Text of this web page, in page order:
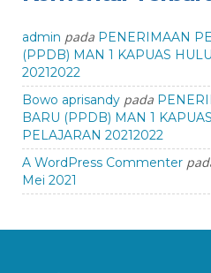
admin pada PENERIMAAN
(PPDB) MAN 1 KAPUAS
20212022
Bowo aprisandy pada
BARU (PPDB) MAN 1
PELAJARAN 20212022
A WordPress Commenter
Mei 2021